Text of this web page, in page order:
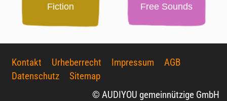
Fiction Free Sounds
Kontakt Urheberrecht Impressum
AGB
Datenschutz
Sitemap
© AUDIYOU gemeinnützige GmbH